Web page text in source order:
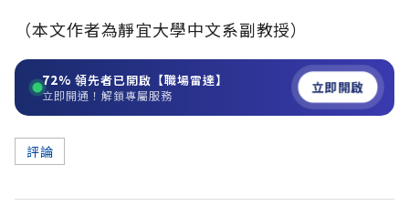
（本文作者為靜宜大學中文系副教授）
72% 領先者已開啟【職場雷達】
立即開通！解鎖專屬服務 立即開啟
評論